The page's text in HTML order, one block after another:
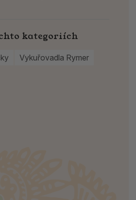
kategoriích
Vykuřovadla Rymer